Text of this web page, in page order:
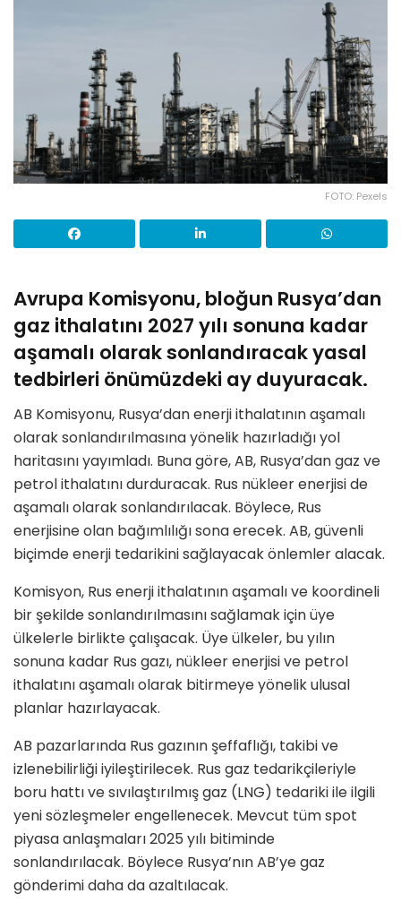
FOTO: Pexels
Avrupa Komisyonu, bloğun Rusya’dan
gaz ithalatını 2027 yılı sonuna kadar
aşamalı olarak sonlandıracak yasal
tedbirleri önümüzdeki ay duyuracak.
AB Komisyonu, Rusya’dan enerji ithalatının aşamalı
olarak sonlandırılmasına yönelik hazırladığı yol
haritasını yayımladı. Buna göre, AB, Rusya’dan gaz ve
petrol ithalatını durduracak. Rus nükleer enerjisi de
aşamalı olarak sonlandırılacak. Böylece, Rus
enerjisine olan bağımlılığı sona erecek.​​​​​​​ AB, güvenli
biçimde enerji tedarikini sağlayacak önlemler alacak.
Komisyon, Rus enerji ithalatının aşamalı ve koordineli
bir şekilde sonlandırılmasını sağlamak için üye
ülkelerle birlikte çalışacak. Üye ülkeler, bu yılın
sonuna kadar Rus gazı, nükleer enerjisi ve petrol
ithalatını aşamalı olarak bitirmeye yönelik ulusal
planlar hazırlayacak.
AB pazarlarında Rus gazının şeffaflığı, takibi ve
izlenebilirliği iyileştirilecek. Rus gaz tedarikçileriyle
boru hattı ve sıvılaştırılmış gaz (LNG) tedariki ile ilgili
yeni sözleşmeler engellenecek. Mevcut tüm spot
piyasa anlaşmaları 2025 yılı bitiminde
sonlandırılacak. Böylece Rusya’nın AB’ye gaz
gönderimi daha da azaltılacak.